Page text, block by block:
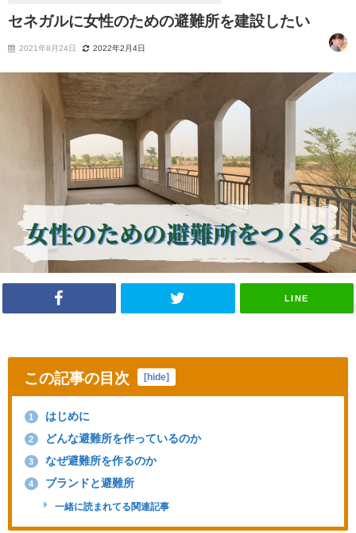
セネガルに女性のための避難所を建設したい
2021年8月24日 2022年2月4日
LINE
この記事の目次 hide
1 はじめに
2 どんな避難所を作っているのか
3 なぜ避難所を作るのか
4 ブランドと避難所
一緒に読まれてる関連記事